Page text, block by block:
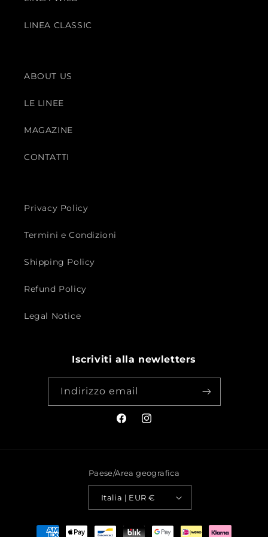
LINEA CLASSIC
ABOUT US
LE LINEE
MAGAZINE
CONTATTI
Privacy Policy
Termini e Condizioni
Shipping Policy
Refund Policy
Legal Notice
Iscriviti alla newletters
Indirizzo email
FacebookInstagram
Paese/Area geografica
Italia | EUR €
Metodi